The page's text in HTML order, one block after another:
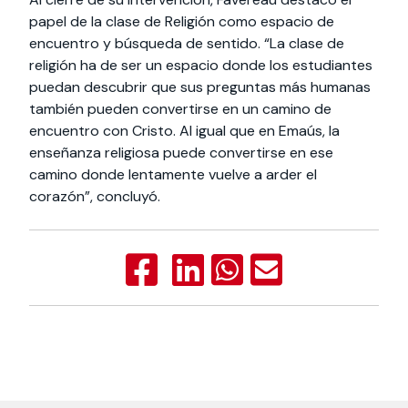
papel de la clase de Religión como espacio de
encuentro y búsqueda de sentido. “La clase de
religión ha de ser un espacio donde los estudiantes
puedan descubrir que sus preguntas más humanas
también pueden convertirse en un camino de
encuentro con Cristo. Al igual que en Emaús, la
enseñanza religiosa puede convertirse en ese
camino donde lentamente vuelve a arder el
corazón”, concluyó.